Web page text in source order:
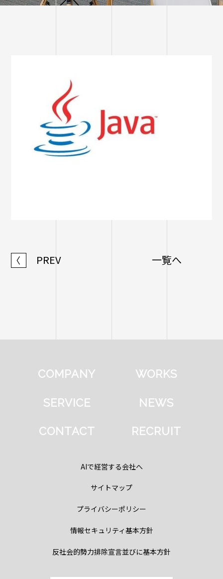
〈 PREV 一覧へ
COMPANY WORKS
SERVICE NEWS
CONTACT RECRUIT
AIで経営する会社へ
サイトマップ
プライバシーポリシー
情報セキュリティ基本方針
反社会的勢力排除宣言並びに基本方針